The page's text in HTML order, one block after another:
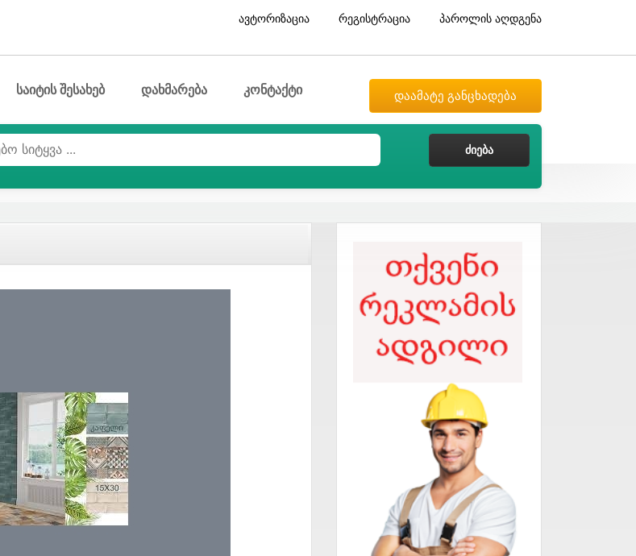
ავტორიზაცია რეგისტრაცია პაროლის აღდგენა
საიტის შესახებ დახმარება კონტაქტი დაამატე განცხადება